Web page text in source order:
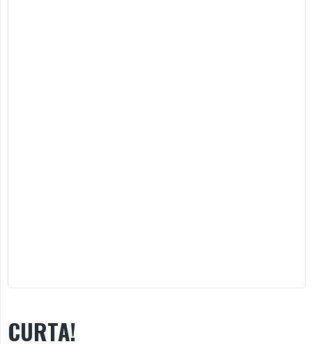
CURTA!